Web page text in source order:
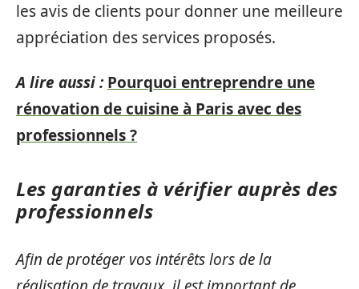
les avis de clients pour donner une meilleure
appréciation des services proposés.
A lire aussi : Pourquoi entreprendre une
rénovation de cuisine à Paris avec des
professionnels ?
Les garanties à vérifier auprès des
professionnels
Afin de protéger vos intérêts lors de la